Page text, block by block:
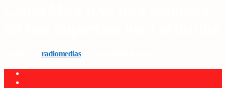
radiomediason 10 octombrie 2022